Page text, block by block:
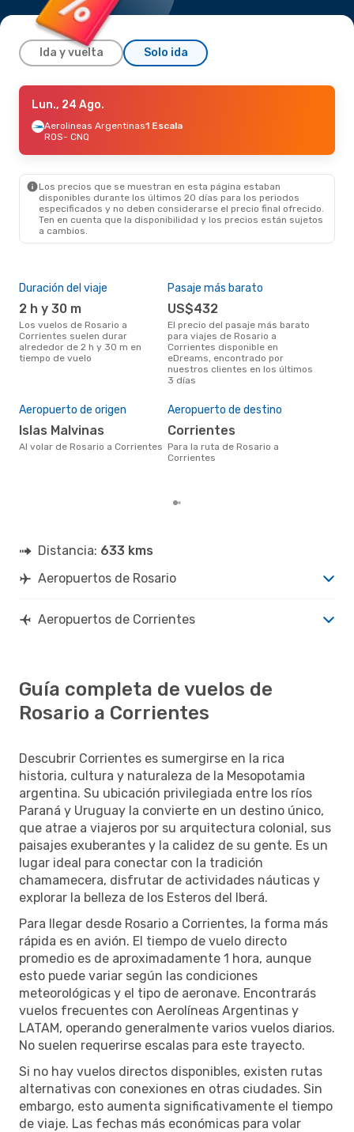
Ida y vuelta Solo ida
Lun., 24 Ago.
Aerolineas Argentinas1 Escala
ROS- CNQ
CNQ- ROS
Jue., 10 Sep.- Lun., 14 Sep.
Aerolineas Argentinas1 Escala
ROS- CNQ
Lun., 24 Ago.
Aerolineas Argentinas1 Escala
ROS- CNQ
Los precios que se muestran en esta página estaban
disponibles durante los últimos 20 días para los periodos
especificados y no deben considerarse el precio final ofrecido.
Ten en cuenta que la disponibilidad y los precios están sujetos
a cambios.
Duración del viaje
2 h y 30 m
Los vuelos de Rosario a
Corrientes suelen durar
alrededor de 2 h y 30 m en
tiempo de vuelo
Pasaje más barato
US$432
El precio del pasaje más barato
para viajes de Rosario a
Corrientes disponible en
eDreams, encontrado por
nuestros clientes en los últimos
3 días
Aeropuerto de origen
Islas Malvinas
Al volar de Rosario a Corrientes
Aeropuerto de destino
Corrientes
Para la ruta de Rosario a
Corrientes
Distancia: 633 kms
Aeropuertos de Rosario
Aeropuertos de Corrientes
Guía completa de vuelos de
Rosario a Corrientes
Descubrir Corrientes es sumergirse en la rica
historia, cultura y naturaleza de la Mesopotamia
argentina. Su ubicación privilegiada entre los ríos
Paraná y Uruguay la convierte en un destino único,
que atrae a viajeros por su arquitectura colonial, sus
paisajes exuberantes y la calidez de su gente. Es un
lugar ideal para conectar con la tradición
chamamecera, disfrutar de actividades náuticas y
explorar la belleza de los Esteros del Iberá.
Para llegar desde Rosario a Corrientes, la forma más
rápida es en avión. El tiempo de vuelo directo
promedio es de aproximadamente 1 hora, aunque
esto puede variar según las condiciones
meteorológicas y el tipo de aeronave. Encontrarás
vuelos frecuentes con Aerolíneas Argentinas y
LATAM, operando generalmente varios vuelos diarios.
No suelen requerirse escalas para este trayecto.
Si no hay vuelos directos disponibles, existen rutas
alternativas con conexiones en otras ciudades. Sin
embargo, esto aumenta significativamente el tiempo
de viaje. Las fechas más económicas para volar